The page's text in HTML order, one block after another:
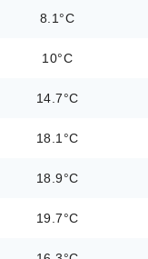
8.1°C
10°C
14.7°C
18.1°C
18.9°C
19.7°C